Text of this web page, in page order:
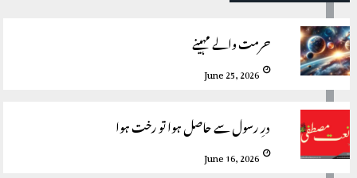
حرمت والے مہینے
June 25, 2026
درِ رسول سے حاصل ہوا تو رخت ہوا
June 16, 2026